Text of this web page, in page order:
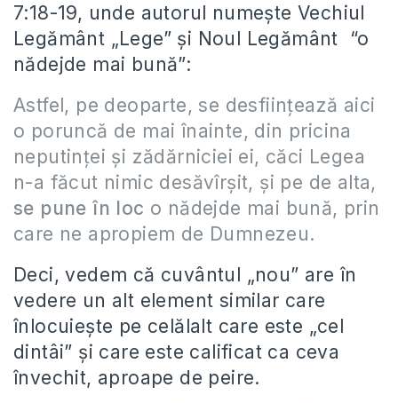
7:18-19, unde autorul numește Vechiul
Legământ „Lege” și Noul Legământ “o
nădejde mai bună”:
Astfel, pe deoparte, se desfiinţează aici
o poruncă de mai înainte, din pricina
neputinţei şi zădărniciei ei, căci Legea
n-a făcut nimic desăvîrşit, şi pe de alta,
se pune în loc o nădejde mai bună, prin
care ne apropiem de Dumnezeu.
Deci, vedem că cuvântul „nou” are în
vedere un alt element similar care
înlocuiește pe celălalt care este „cel
dintâi” și care este calificat ca ceva
învechit, aproape de peire.